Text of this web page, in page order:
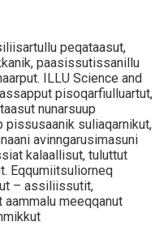
peqataasut,
paasissutissanillu
ILLU Science and
pisoqarfiulluartut,
nunarsuup
pissusaanik suliaqarnikut,
avinngarusimasuni
kalaallisut, tuluttut
Eqqumiitsuliorneq
– assiliissutit,
meeqqanut